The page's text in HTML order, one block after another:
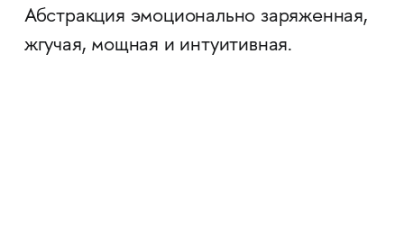
Абстракция эмоционально заряженная,
жгучая, мощная и интуитивная.